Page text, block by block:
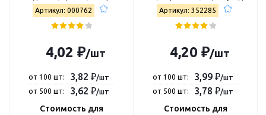
4607122771342
Артикул: 000762
4,02 ₽/шт
от 100 шт: 3,82 ₽/шт
от 500 шт:
3,62 ₽/шт
Стоимость для
Е65.100.1
Артикул: 352285
4,20 ₽/шт
от 100 шт: 3,99 ₽/шт
от 500 шт:
3,78 ₽/шт
Стоимость для